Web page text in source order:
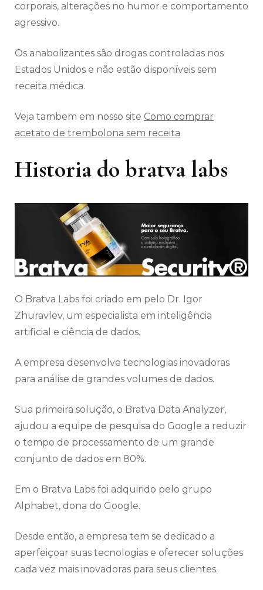
corporais, alterações no humor e comportamento
agressivo.
Os anabolizantes são drogas controladas nos
Estados Unidos e não estão disponíveis sem
receita médica.
Veja tambem em nosso site Como comprar
acetato de trembolona sem receita
Historia do bratva labs
O Bratva Labs foi criado em pelo Dr. Igor
Zhuravlev, um especialista em inteligência
artificial e ciência de dados.
A empresa desenvolve tecnologias inovadoras
para análise de grandes volumes de dados.
Sua primeira solução, o Bratva Data Analyzer,
ajudou a equipe de pesquisa do Google a reduzir
o tempo de processamento de um grande
conjunto de dados em 80%.
Em o Bratva Labs foi adquirido pelo grupo
Alphabet, dona do Google.
Desde então, a empresa tem se dedicado a
aperfeiçoar suas tecnologias e oferecer soluções
cada vez mais inovadoras para seus clientes.